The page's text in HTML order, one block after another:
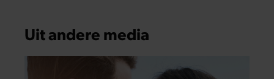
Uit andere media